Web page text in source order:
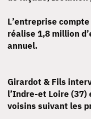
L’entreprise
réalise 1,8 million
annuel.
Girardot & Fils
l’Indre-et Loire
voisins suivant les